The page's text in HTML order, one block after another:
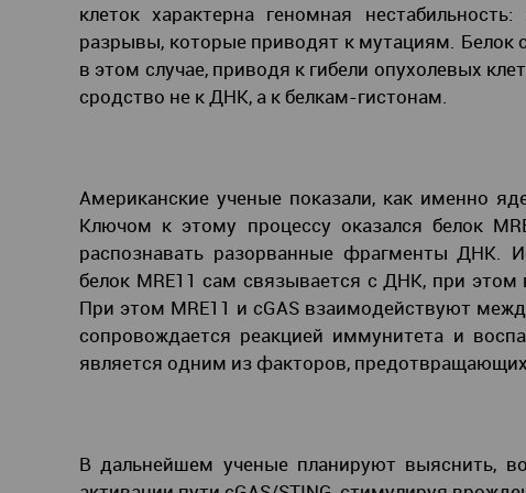
клеток характерна геномная
разрывы, которые приводят к мутациям. Белок
в этом случае, приводя к гибели опухолевых
сродство не к ДНК, а к белкам-гистонам.
Американские ученые показали, как именно
Ключом к этому процессу оказался белок
распознавать разорванные фрагменты ДНК.
белок MRE11 сам связывается с ДНК, при
При этом MRE11 и cGAS взаимодействуют
сопровождается реакцией иммунитета и
является одним из факторов, предотвращающих
В дальнейшем ученые планируют выяснить,